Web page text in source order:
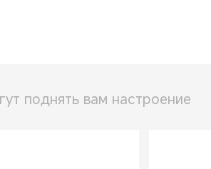
поднять вам настроение